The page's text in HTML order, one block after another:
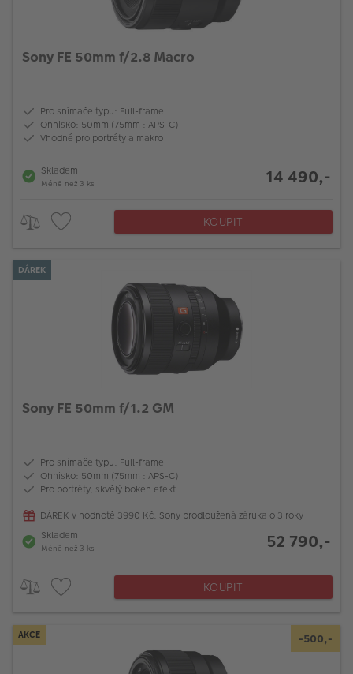
Sony FE 50mm f/2.8 Macro
Pro snímače typu: Full-frame
Ohnisko: 50mm (75mm : APS-C)
Vhodné pro portréty a makro
Skladem
Méně než 3 ks 14 490,-
KOUPIT
DÁREK
Sony FE 50mm f/1.2 GM
Pro snímače typu: Full-frame
Ohnisko: 50mm (75mm : APS-C)
Pro portréty, skvělý bokeh efekt
DÁREK v hodnotě 3990 Kč: Sony prodloužená záruka o 3 roky
Skladem
Méně než 3 ks 52 790,-
KOUPIT
AKCE -500,-